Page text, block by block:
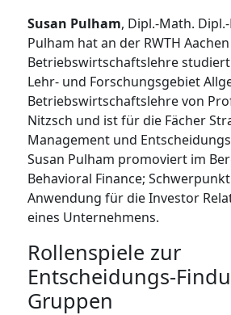
Susan Pulham, Dipl.-Math.
Pulham hat an der RWTH
Betriebswirtschaftslehre
Lehr- und Forschungsgebiet
Betriebswirtschaftslehre von
Nitzsch und ist für die Fächer
Management und
Susan Pulham promoviert im
Behavioral Finance;
Anwendung für die Investor
eines Unternehmens.
Rollenspiele zur
Entscheidungs-
Gruppen